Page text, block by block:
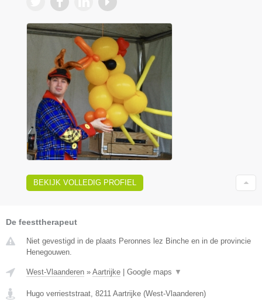
BEKIJK VOLLEDIG PROFIEL
De feesttherapeut
Niet gevestigd in de plaats Peronnes lez Binche en in de provincie
Henegouwen.
West-Vlaanderen » Aartrijke | Google maps ▼
Hugo verrieststraat 8211 Aartrijke (West-Vlaanderen)